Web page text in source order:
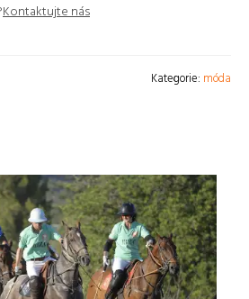
Kontaktujte nás
Kategorie: móda